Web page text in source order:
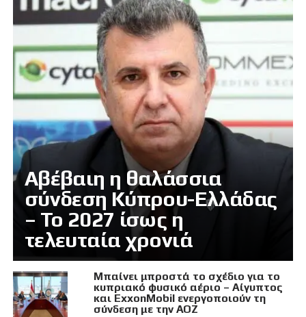
Αβέβαιη η θαλάσσια
σύνδεση Κύπρου-Ελλάδας
– Το 2027 ίσως η
τελευταία χρονιά
Μπαίνει μπροστά το σχέδιο για το
κυπριακό φυσικό αέριο – Αίγυπτος
και ExxonMobil ενεργοποιούν τη
σύνδεση με την ΑΟΖ